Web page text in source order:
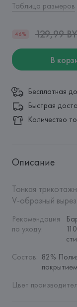
Таблица размеров
46% 129,99
В
Бесплатная
Быстрая
Количество
Описание
Тонкая
V-образный
Рекомендация
по уходу:
Состав: 82%
покрытием
Цвет